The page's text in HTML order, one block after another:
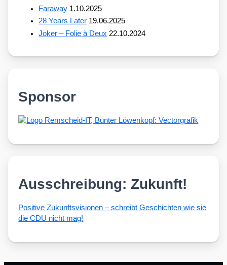
Faraway 1.10.2025
28 Years Later 19.06.2025
Joker – Folie à Deux 22.10.2024
Sponsor
Ausschreibung: Zukunft!
Posi­ti­ve Zukunfts­vi­sio­nen – schreibt Geschich­ten wie sie
die CDU nicht mag!